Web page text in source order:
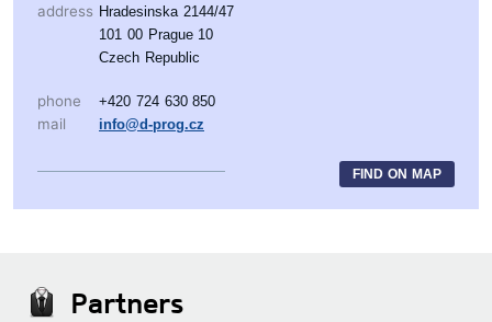
address Hradesinska 2144/47
101 00 Prague 10
Czech Republic
phone +420 724 630 850
mail info@d-prog.cz
FIND ON MAP
Partners